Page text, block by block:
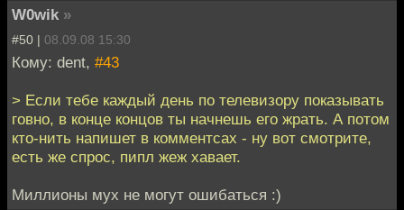
W0wik »
#50 | 08.09.08 15:30
Кому: dent, #43
> Если тебе каждый день по телевизору показывать
говно, в конце концов ты начнешь его жрать. А потом
кто-нить напишет в комментсах - ну вот смотрите,
есть же спрос, пипл жеж хавает.
Миллионы мух не могут ошибаться :)